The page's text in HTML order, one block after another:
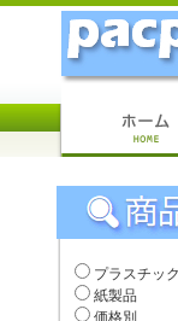
プラスチッ
紙製品
価格別